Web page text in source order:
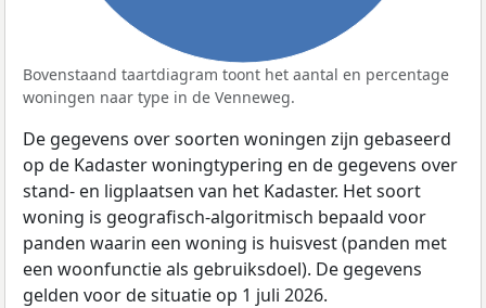
Bovenstaand taartdiagram toont het aantal en percentage
woningen naar type in de Venneweg.
De gegevens over soorten woningen zijn gebaseerd
op de Kadaster woningtypering en de gegevens over
stand- en ligplaatsen van het Kadaster. Het soort
woning is geografisch-algoritmisch bepaald voor
panden waarin een woning is huisvest (panden met
een woonfunctie als gebruiksdoel). De gegevens
gelden voor de situatie op 1 juli 2026.